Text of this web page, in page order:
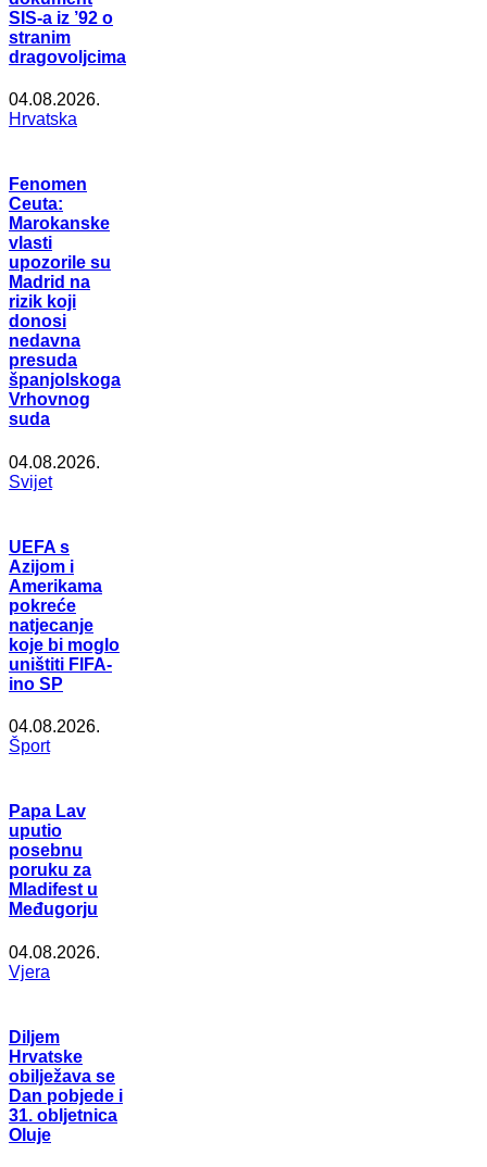
SIS-a iz ’92 o
stranim
dragovoljcima
04.08.2026.
Hrvatska
Fenomen
Ceuta:
Marokanske
vlasti
upozorile su
Madrid na
rizik koji
donosi
nedavna
presuda
španjolskoga
Vrhovnog
suda
04.08.2026.
Svijet
UEFA s
Azijom i
Amerikama
pokreće
natjecanje
koje bi moglo
uništiti FIFA-
ino SP
04.08.2026.
Šport
Papa Lav
uputio
posebnu
poruku za
Mladifest u
Međugorju
04.08.2026.
Vjera
Diljem
Hrvatske
obilježava se
Dan pobjede i
31. obljetnica
Oluje